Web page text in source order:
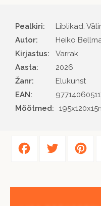
Pealkiri:
Liblikad.
Autor
Heiko
Kirjastus
Varrak
Aasta
2026
Žanr
Elukunst
EAN
Mõõtmed: